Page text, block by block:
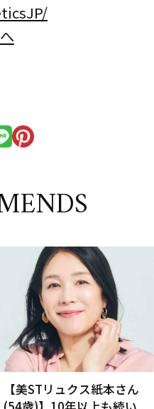
【美STリュクス紙本さん